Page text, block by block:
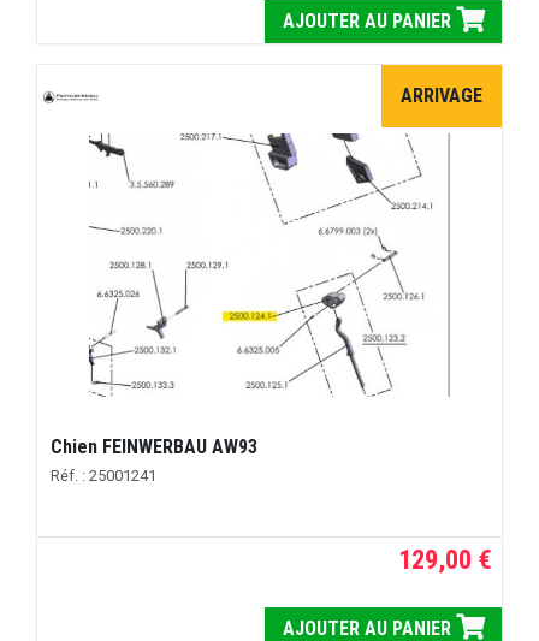
AJOUTER AU PANIER
ARRIVAGE
Chien FEINWERBAU AW93
Réf. : 25001241
129,00 €
AJOUTER AU PANIER